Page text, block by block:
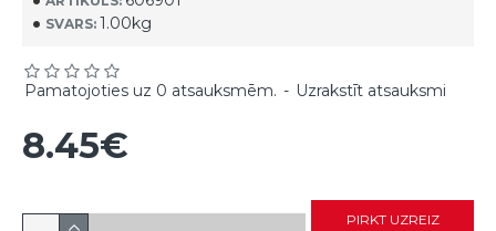
SVARS: 1.00kg
Pamatojoties uz 0 atsauksmēm. - Uzrakstīt atsauksmi
8.45€
PIRKT UZREIZ